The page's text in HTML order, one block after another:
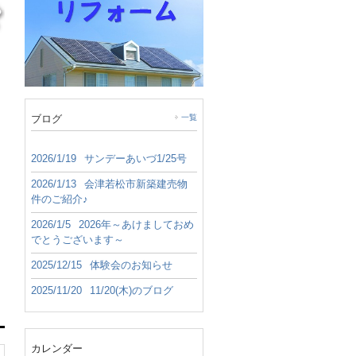
ブログ 一覧
2026/1/19 サンデーあいづ1/25号
2026/1/13
会津若松市新築建売物
件のご紹介♪
2026/1/5
2026年～あけましておめ
でとうございます～
2025/12/15 体験会のお知らせ
2025/11/20 11/20(木)のブログ
カレンダー